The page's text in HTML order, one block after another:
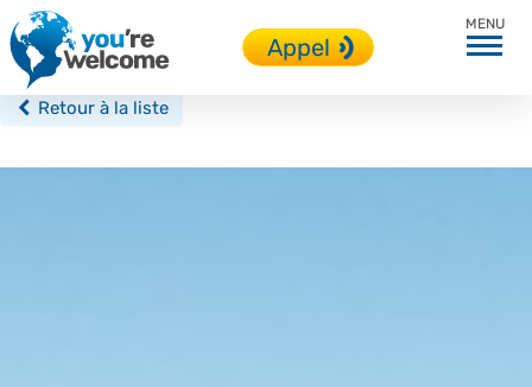
Appel
Cape Town
Retour à la liste